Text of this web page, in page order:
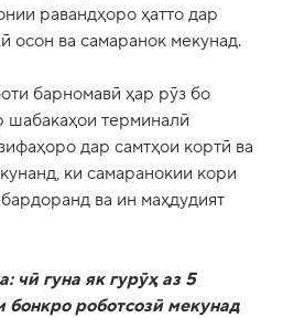
равандҳоро ҳатто дар
осон ва самаранок мекунад.
барномавӣ ҳар рӯз бо
шабакаҳои терминалӣ
дар самтҳои кортӣ ва
ки самаранокии кори
ва ин маҳдудият
чӣ гуна як гурӯҳ аз 5
бонкро роботсозӣ мекунад